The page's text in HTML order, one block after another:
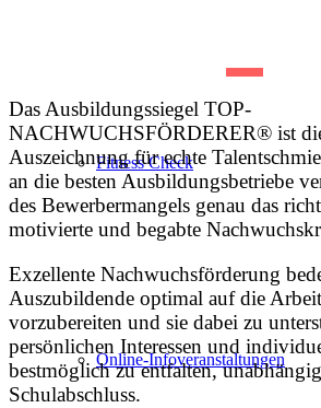
Fitness Check
Online-Infoveranstaltungen
Das Ausbildungssiegel TOP-
NACHWUCHSFÖRDERER® ist
Auszeichnung für echte
an die besten Ausbildungsbetriebe
des Bewerbermangels genau das
motivierte und begabte
Exzellente Nachwuchsförderung
Auszubildende optimal auf die
vorzubereiten und sie dabei zu
persönlichen Interessen und
bestmöglich zu entfalten,
Schulabschluss.